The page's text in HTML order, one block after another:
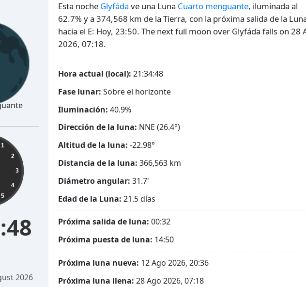
Esta noche Glyfáda ve una Luna Cuarto menguante, iluminada al
62.7% y a 374,568 km de la Tierra, con la próxima salida de la
hacia el E: Hoy, 23:50. The next full moon over Glyfáda falls on 28
2026, 07:18.
1
2
3
4
5
2026
Hora actual (local): 21:34:48
Fase lunar: Sobre el horizonte
Iluminación: 40.9%
Dirección de la luna: NNE (26.4°)
Altitud de la luna: -22.98°
Distancia de la luna: 366,563 km
Diámetro angular: 31.7'
Edad de la Luna: 21.5 días
Próxima salida de luna: 00:32
Próxima puesta de luna: 14:50
Próxima luna nueva: 12 Ago 2026, 20:36
Próxima luna llena: 28 Ago 2026, 07:18